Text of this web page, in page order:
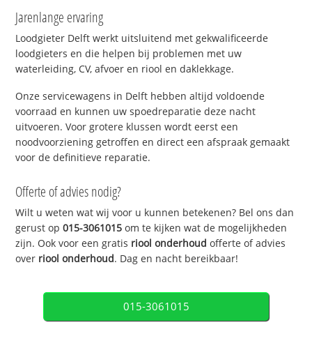
Jarenlange ervaring
Loodgieter Delft werkt uitsluitend met gekwalificeerde
loodgieters en die helpen bij problemen met uw
waterleiding, CV, afvoer en riool en daklekkage.
Onze servicewagens in Delft hebben altijd voldoende
voorraad en kunnen uw spoedreparatie deze nacht
uitvoeren. Voor grotere klussen wordt eerst een
noodvoorziening getroffen en direct een afspraak gemaakt
voor de definitieve reparatie.
Offerte of advies nodig?
Wilt u weten wat wij voor u kunnen betekenen? Bel ons dan
gerust op015-3061015 om te kijken wat de mogelijkheden
zijn. Ook voor een gratis riool onderhoud offerte of advies
over riool onderhoud. Dag en nacht bereikbaar!
015-3061015